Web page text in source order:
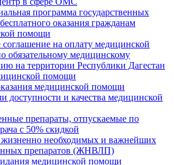
программа государственных
оказания гражданам
помощи
на оплату медицинской
обязательному медицинскому
на территории Республики Дагестан
помощи
медицинской помощи
доступности и качества медицинской
препараты, отпускаемые по
с 50% скидкой
жизненно необходимых и важнейших
препаратов (ЖНВЛП)
медицинской помощи